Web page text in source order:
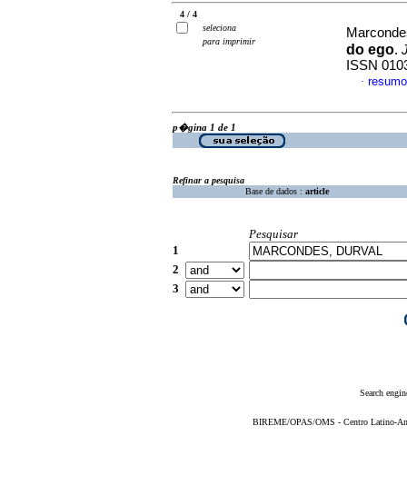
4 / 4
seleciona
para imprimir
do ego.
ISSN
·
p�gina 1 de 1
Refinar a pesquisa
Base de dados : article
Pesquisar
1
2
3
Search
BIREME/OPAS/OMS - Centro Latino-